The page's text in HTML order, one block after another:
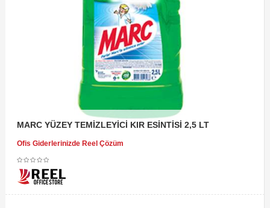
MARC YÜZEY TEMİZLEYİCİ KIR ESİNTİSİ 2,5 LT
Ofis Giderlerinizde Reel Çözüm